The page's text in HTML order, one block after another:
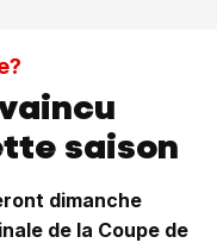
saison
dimanche
de la Coupe de